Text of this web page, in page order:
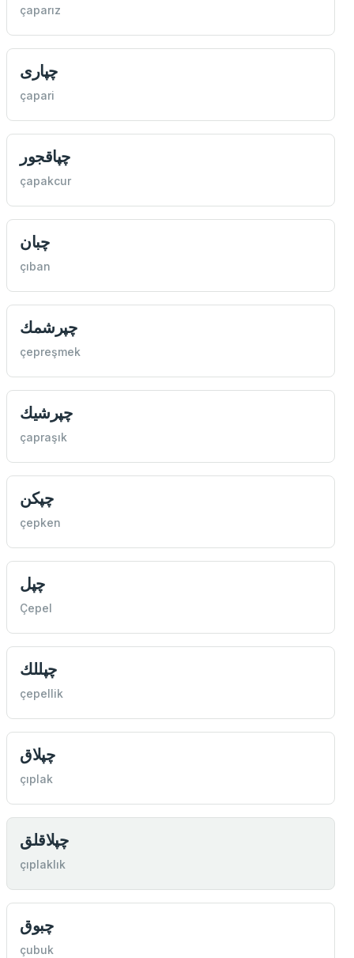
çaparız
چپاری
çapari
چپاقجور
çapakcur
چبان
çıban
چپرشمك
çepreşmek
چپرشيك
çapraşık
چپكن
çepken
چپل
Çepel
چپللك
çepellik
چپلاق
çıplak
چپلاقلق
çıplaklık
چبوق
çubuk